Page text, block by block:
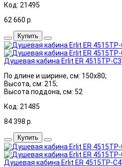
Код: 21495
62 660 р.
Купить
Душевая кабина Erlit ER 4515TP-C3
По длине и ширине, см: 150x80;
Высота, см: 215;
Высота поддона, см: 52
Код: 21485
84 398 р.
Купить
Душевая кабина Erlit ER 4515TP-C4